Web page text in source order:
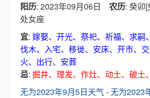
阳历: 2023年09月06日 农历: 癸卯
处女座
宜: 嫁娶、开光、祭祀、祈福、求嗣
伐木、入宅、移徙、安床、开市、
火、出行、安葬
忌: 掘井、理发、作灶、动土、破土
无为2023年9月5日天气-无为2023